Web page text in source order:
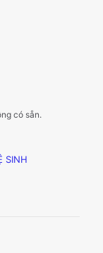
có sẵn.
SINH